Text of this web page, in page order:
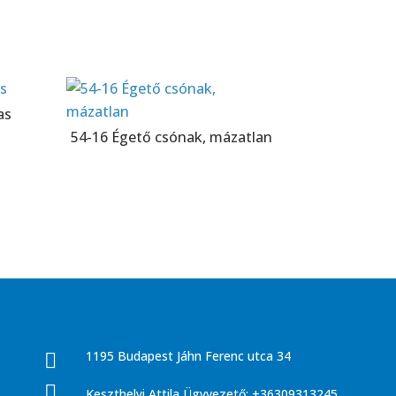
54-16 Égető csónak, mázatlan
 1195 Budapest Jáhn Ferenc utca 34